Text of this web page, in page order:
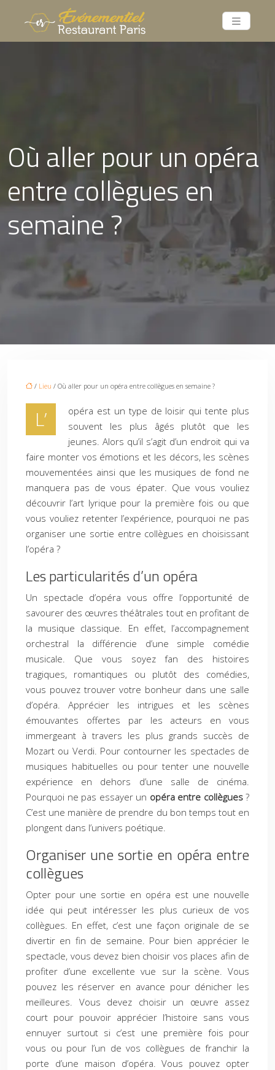
Où aller pour un opéra
entre collègues en
semaine ?
/ Lieu / Où aller pour un opéra entre collègues en semaine ?
L’
opéra est un type de loisir qui tente plus
souvent les plus âgés plutôt que les
jeunes. Alors qu’il s’agit d’un endroit qui va
faire monter vos émotions et les décors, les scènes
mouvementées ainsi que les musiques de fond ne
manquera pas de vous épater. Que vous vouliez
découvrir l’art lyrique pour la première fois ou que
vous vouliez retenter l’expérience, pourquoi ne pas
organiser une sortie entre collègues en choisissant
l’opéra ?
Les particularités d’un opéra
Un spectacle d’opéra vous offre l’opportunité de
savourer des œuvres théâtrales tout en profitant de
la musique classique. En effet, l’accompagnement
orchestral la différencie d’une simple comédie
musicale. Que vous soyez fan des histoires
tragiques, romantiques ou plutôt des comédies,
vous pouvez trouver votre bonheur dans une salle
d’opéra. Apprécier les intrigues et les scènes
émouvantes offertes par les acteurs en vous
immergeant à travers les plus grands succès de
Mozart ou Verdi. Pour contourner les spectacles de
musiques habituelles ou pour tenter une nouvelle
expérience en dehors d’une salle de cinéma.
Pourquoi ne pas essayer un opéra entre collègues?
C’est une manière de prendre du bon temps tout en
plongent dans l’univers poétique.
Organiser une sortie en opéra entre
collègues
Opter pour une sortie en opéra est une nouvelle
idée qui peut intéresser les plus curieux de vos
collègues. En effet, c’est une façon originale de se
divertir en fin de semaine. Pour bien apprécier le
spectacle, vous devez bien choisir vos places afin de
profiter d’une excellente vue sur la scène. Vous
pouvez les réserver en avance pour dénicher les
meilleures. Vous devez choisir un œuvre assez
court pour pouvoir apprécier l’histoire sans vous
ennuyer surtout si c’est une première fois pour
vous ou pour l’un de vos collègues de franchir la
porte d’une maison d’opéra. Vous pouvez opter